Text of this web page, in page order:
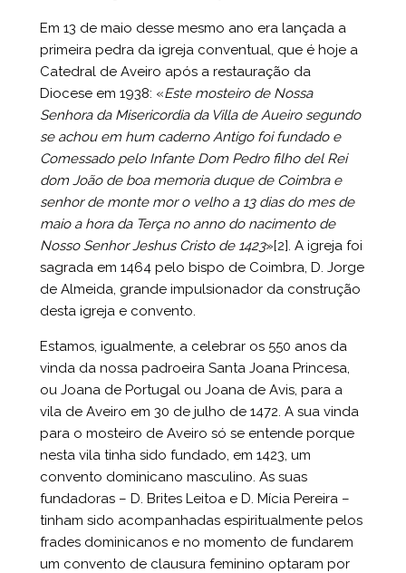
Em 13 de maio desse mesmo ano era lançada a
primeira pedra da igreja conventual, que é hoje a
Catedral de Aveiro após a restauração da
Diocese em 1938: «Este mosteiro de Nossa
Senhora da Misericordia da Villa de Aueiro segundo
se achou em hum caderno Antigo foi fundado e
Comessado pelo Infante Dom Pedro filho del Rei
dom João de boa memoria duque de Coimbra e
senhor de monte mor o velho a 13 dias do mes de
maio a hora da Terça no anno do nacimento de
Nosso Senhor Jeshus Cristo de 1423»[2]. A igreja foi
sagrada em 1464 pelo bispo de Coimbra, D. Jorge
de Almeida, grande impulsionador da construção
desta igreja e convento.
Estamos, igualmente, a celebrar os 550 anos da
vinda da nossa padroeira Santa Joana Princesa,
ou Joana de Portugal ou Joana de Avis, para a
vila de Aveiro em 30 de julho de 1472. A sua vinda
para o mosteiro de Aveiro só se entende porque
nesta vila tinha sido fundado, em 1423, um
convento dominicano masculino. As suas
fundadoras – D. Brites Leitoa e D. Mícia Pereira –
tinham sido acompanhadas espiritualmente pelos
frades dominicanos e no momento de fundarem
um convento de clausura feminino optaram por